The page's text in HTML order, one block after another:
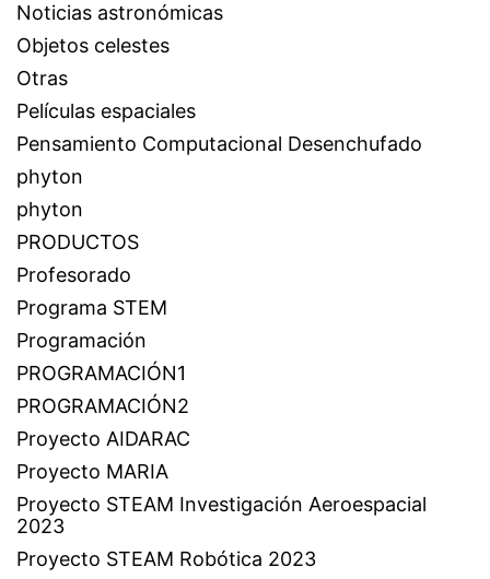
Noticias astronómicas
Objetos celestes
Otras
Películas espaciales
Pensamiento Computacional Desenchufado
phyton
phyton
PRODUCTOS
Profesorado
Programa STEM
Programación
PROGRAMACIÓN1
PROGRAMACIÓN2
Proyecto AIDARAC
Proyecto MARIA
Proyecto STEAM Investigación Aeroespacial
2023
Proyecto STEAM Robótica 2023